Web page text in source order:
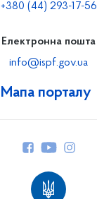
Мапа порталу
+380 (44) 293-17-56
Електронна пошта
info@ispf.gov.ua